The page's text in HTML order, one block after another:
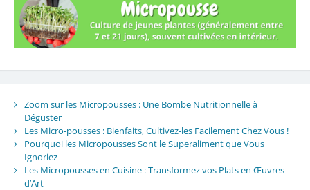
Zoom sur les Micropousses : Une Bombe Nutritionnelle à
Déguster
Les Micro-pousses : Bienfaits, Cultivez-les Facilement Chez Vous !
Pourquoi les Micropousses Sont le Superaliment que Vous
Ignoriez
Les Micropousses en Cuisine : Transformez vos Plats en Œuvres
d’Art